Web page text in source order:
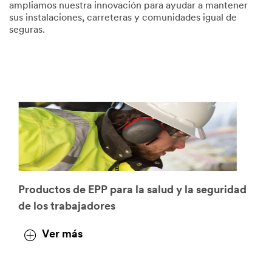
ampliamos nuestra innovación para ayudar a mantener
sus instalaciones, carreteras y comunidades igual de
seguras.
Productos de EPP para la salud y la seguridad
de los trabajadores
Ver más